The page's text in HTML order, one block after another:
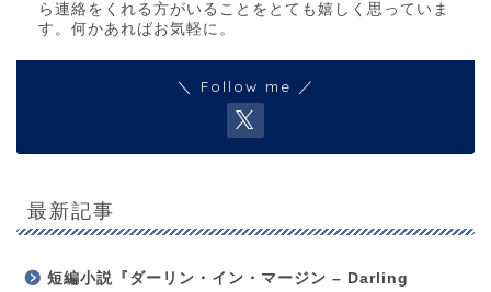
ら連絡をくれる方がいることをとても嬉しく思っていま
す。何かあればお気軽に。
＼ Follow me ／
最新記事
短編小説『ダーリン・イン・マージン – Darling